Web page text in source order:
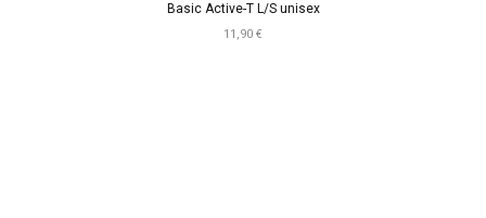
Basic Active-T L/S unisex
11,90 €